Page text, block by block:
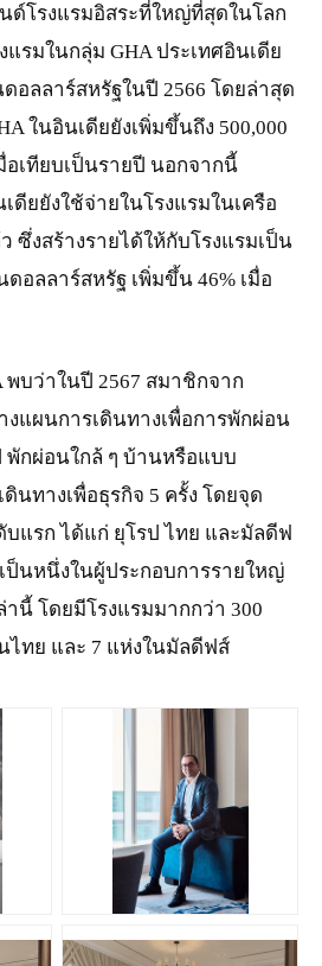
ด์โรงแรมอิสระที่ใหญ่ที่สุดในโลก
แรมในกลุ่ม GHA ประเทศอินเดีย
อลลาร์สหรัฐในปี 2566 โดยล่าสุด
ในอินเดียยังเพิ่มขึ้นถึง 500,000
อเทียบเป็นรายปี นอกจากนี้
ดียยังใช้จ่ายในโรงแรมในเครือ
ซึ่งสร้างรายได้ให้กับโรงแรมเป็น
อลลาร์สหรัฐ เพิ่มขึ้น 46% เมื่อ
พบว่าในปี 2567 สมาชิกจาก
งแผนการเดินทางเพื่อการพักผ่อน
พักผ่อนใกล้ ๆ บ้านหรือแบบ
ดินทางเพื่อธุรกิจ 5 ครั้ง โดยจุด
แรก ได้แก่ ยุโรป ไทย และมัลดีฟ
ป็นหนึ่งในผู้ประกอบการรายใหญ่
นี้ โดยมีโรงแรมมากกว่า 300
ไทย และ 7 แห่งในมัลดีฟส์